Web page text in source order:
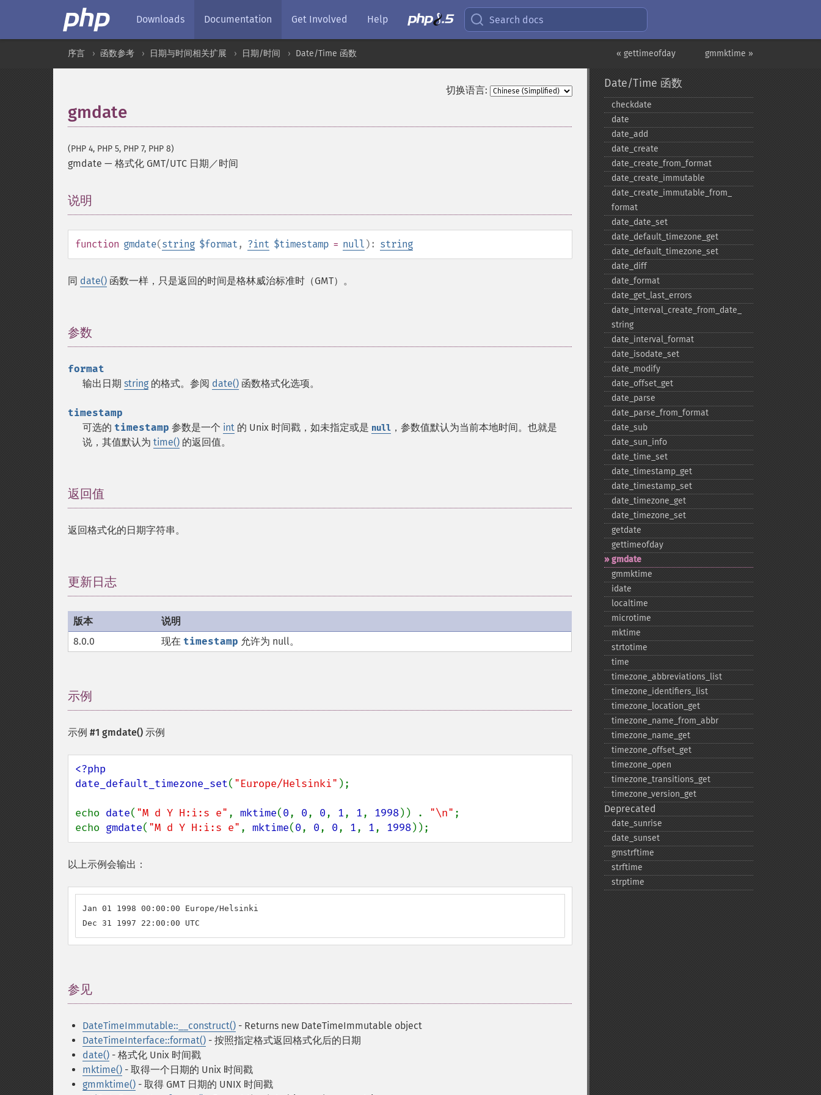
Downloads Documentation Get Involved Help Search docs
gmmktime »
« gettimeofday
序言 函数参考 日期与时间相关扩展 日期/时间 Date/Time 函数
切换语言:
gmdate
(PHP 4, PHP 5, PHP 7, PHP 8)
gmdate — 格式化 GMT/UTC 日期／时间
说明
function gmdate(string $format , ?int $timestamp = null ): string
同 date() 函数一样，只是返回的时间是格林威治标准时（GMT）。
参数
format
输出日期 string 的格式。参阅 date() 函数格式化选项。
timestamp
可选的 timestamp 参数是一个 int 的 Unix 时间戳，如未指定或是 null ，参数值默认为当前本地时间。也就是
说，其值默认为 time() 的返回值。
返回值
返回格式化的日期字符串。
更新日志
版本
说明
8.0.0
现在 timestamp 允许为 null。
示例
示例 #1 gmdate() 示例
<?php
date_default_timezone_set( "Europe/Helsinki" );
echo date( "M d Y H:i:s e" , mktime(0, 0, 0, 1, 1, 1998)) . "\n" ;
echo gmdate( "M d Y H:i:s e" , mktime(0, 0, 0, 1, 1, 1998));
以上示例会输出：
Jan 01 1998 00:00:00 Europe/Helsinki
Dec 31 1997 22:00:00 UTC
参见
DateTimeImmutable::__construct() - Returns new DateTimeImmutable object
DateTimeInterface::format() - 按照指定格式返回格式化后的日期
date() - 格式化 Unix 时间戳
mktime() - 取得一个日期的 Unix 时间戳
gmmktime() - 取得 GMT 日期的 UNIX 时间戳
Date/Time 函数
checkdate
date
date_​add
date_​create
date_​create_​from_​format
date_​create_​immutable
date_​create_​immutable_​from_​
format
date_​date_​set
date_​default_​timezone_​get
date_​default_​timezone_​set
date_​diff
date_​format
date_​get_​last_​errors
date_​interval_​create_​from_​date_​
string
date_​interval_​format
date_​isodate_​set
date_​modify
date_​offset_​get
date_​parse
date_​parse_​from_​format
date_​sub
date_​sun_​info
date_​time_​set
date_​timestamp_​get
date_​timestamp_​set
date_​timezone_​get
date_​timezone_​set
getdate
gettimeofday
gmdate
gmmktime
idate
localtime
microtime
mktime
strtotime
time
timezone_​abbreviations_​list
timezone_​identifiers_​list
timezone_​location_​get
timezone_​name_​from_​abbr
timezone_​name_​get
timezone_​offset_​get
timezone_​open
timezone_​transitions_​get
timezone_​version_​get
Deprecated
date_​sunrise
date_​sunset
gmstrftime
strftime
strptime